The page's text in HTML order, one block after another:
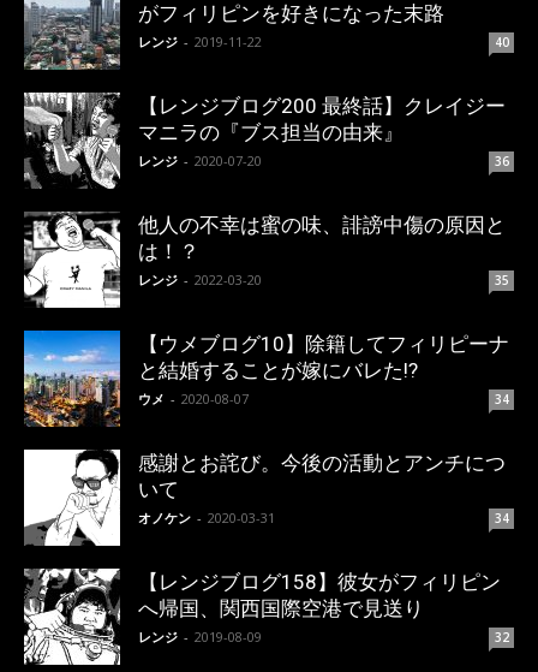
がフィリピンを好きになった末路
レンジ - 2019-11-22 40
【レンジブログ200 最終話】クレイジー
マニラの『ブス担当の由来』
レンジ - 2020-07-20 36
他人の不幸は蜜の味、誹謗中傷の原因と
は！？
レンジ - 2022-03-20 35
【ウメブログ10】除籍してフィリピーナ
と結婚することが嫁にバレた!?
ウメ - 2020-08-07 34
感謝とお詫び。今後の活動とアンチにつ
いて
オノケン - 2020-03-31 34
【レンジブログ158】彼女がフィリピン
へ帰国、関西国際空港で見送り
レンジ - 2019-08-09 32